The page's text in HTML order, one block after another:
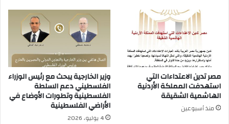
مصر تدين الاعتداءات التي
استهدفت المملكة الأردنية
الهاشمية الشقيقة
منذ أسبوعين
وزير الخارجية يبحث مع رئيس الوزراء
الفلسطيني دعم السلطة
الفلسطينية وتطورات الأوضاع في
الأراضي الفلسطينية
4 يوليو، 2026